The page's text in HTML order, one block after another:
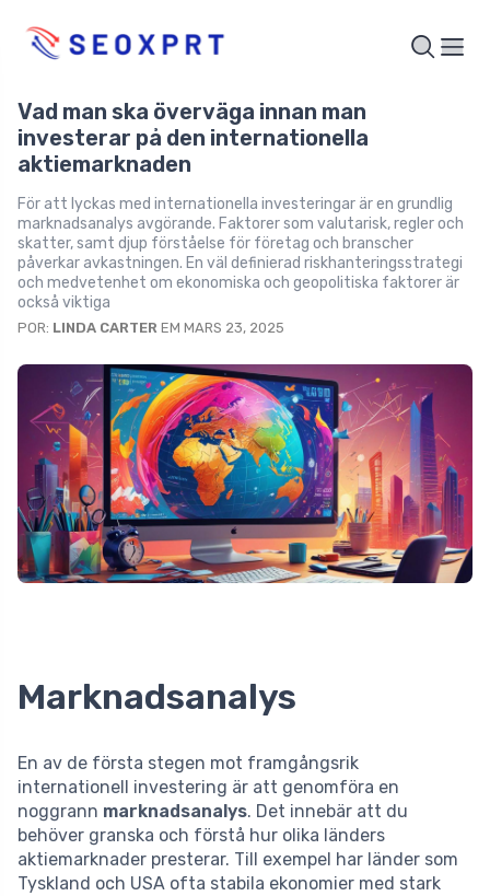
Vad man ska överväga innan man
investerar på den internationella
aktiemarknaden
För att lyckas med internationella investeringar är en grundlig
marknadsanalys avgörande. Faktorer som valutarisk, regler och
skatter, samt djup förståelse för företag och branscher
påverkar avkastningen. En väl definierad riskhanteringsstrategi
och medvetenhet om ekonomiska och geopolitiska faktorer är
också viktiga
POR: LINDA CARTER EM MARS 23, 2025
Marknadsanalys
En av de första stegen mot framgångsrik
internationell investering är att genomföra en
noggrann marknadsanalys. Det innebär att du
behöver granska och förstå hur olika länders
aktiemarknader presterar. Till exempel har länder som
Tyskland och USA ofta stabila ekonomier med stark